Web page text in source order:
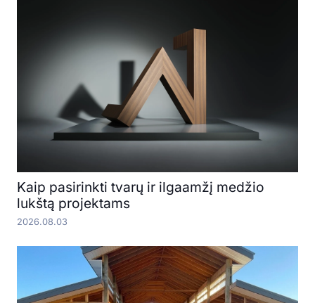
Kaip pasirinkti tvarų ir ilgaamžį medžio
lukštą projektams
2026.08.03